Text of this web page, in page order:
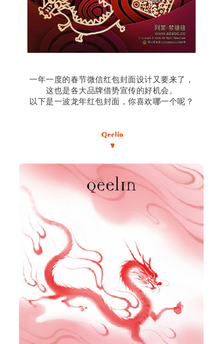
一年一度的春节微信红包封面设计又要来了，
这也是各大品牌借势宣传的好机会。
以下是一波龙年红包封面，你喜欢哪一个呢？